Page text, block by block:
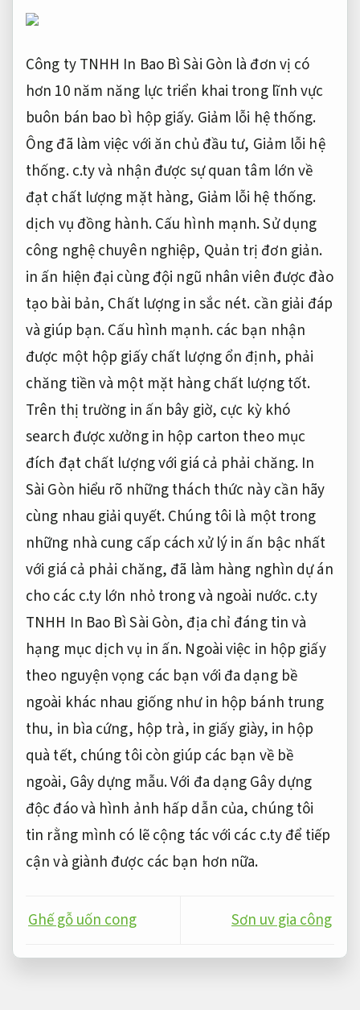
Công ty TNHH In Bao Bì Sài Gòn là đơn vị có
hơn 10 năm năng lực triển khai trong lĩnh vực
buôn bán bao bì hộp giấy. Giảm lỗi hệ thống.
Ông đã làm việc với ăn chủ đầu tư, Giảm lỗi hệ
thống.c.ty và nhận được sự quan tâm lớn về
đạt chất lượng mặt hàng, Giảm lỗi hệ thống.
dịch vụ đồng hành.Cấu hình mạnh.Sử dụng
công nghệ chuyên nghiệp, Quản trị đơn giản.
in ấn hiện đại cùng đội ngũ nhân viên được đào
tạo bài bản, Chất lượng in sắc nét. cần giải đáp
và giúp bạn.Cấu hình mạnh.các bạn nhận
được một hộp giấy chất lượng ổn định, phải
chăng tiền và một mặt hàng chất lượng tốt.
Trên thị trường in ấn bây giờ, cực kỳ khó
search được xưởng in hộp carton theo mục
đích đạt chất lượng với giá cả phải chăng. In
Sài Gòn hiểu rõ những thách thức này cần hãy
cùng nhau giải quyết. Chúng tôi là một trong
những nhà cung cấp cách xử lý in ấn bậc nhất
với giá cả phải chăng, đã làm hàng nghìn dự án
cho các c.ty lớn nhỏ trong và ngoài nước. c.ty
TNHH In Bao Bì Sài Gòn, địa chỉ đáng tin và
hạng mục dịch vụ in ấn. Ngoài việc in hộp giấy
theo nguyện vọng các bạn với đa dạng bề
ngoài khác nhau giống như in hộp bánh trung
thu, in bìa cứng, hộp trà, in giấy giày, in hộp
quà tết, chúng tôi còn giúp các bạn về bề
ngoài, Gây dựng mẫu. Với đa dạng Gây dựng
độc đáo và hình ảnh hấp dẫn của, chúng tôi
tin rằng mình có lẽ cộng tác với các c.ty để tiếp
cận và giành được các bạn hơn nữa.
Ghế gỗ uốn cong Sơn uv gia công